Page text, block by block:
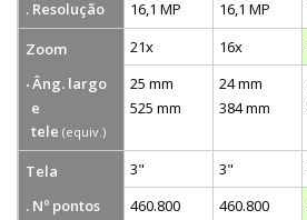
. Resolução
16,1 MP 16,1 MP
Zoom
21x 16x
Âng. largo
e
tele (equiv.)
25 mm
525 mm
24 mm
384 mm
Tela 3" 3"
. Nº pontos
460.800 460.800